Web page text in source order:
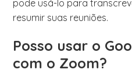
pode usá-lo para
resumir suas reuniões.
Posso usar o
com o Zoom?